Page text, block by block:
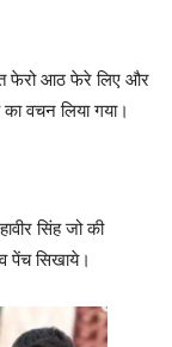
फेरो आठ फेरे लिए और
वचन लिया गया।
सिंह जो की
पेंच सिखाये।